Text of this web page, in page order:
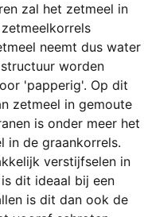
zal het zetmeel in
neemt dus water
worden
'papperig'. Op dit
zetmeel in gemoute
is onder meer het
in de graankorrels.
verstijfselen in
dit ideaal bij een
is dit dan ook de